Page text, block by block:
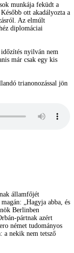
munkája feküdt a
ott akadályozta a
Az elmúlt
diplomáciai
nyilván nem
már csak egy kis
trianonozással jön
államfőjét
„Hagyja abba, és
Berlinben
pártnak azért
német tudományos
a nekik nem tetsző